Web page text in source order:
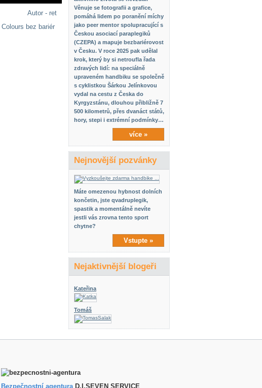
Autor - ret
bez bariér
Věnuje se fotografii a grafice,
pomáhá lidem po poranění míchy
jako peer mentor spolupracující s
Českou asociací paraplegiků
(CZEPA) a mapuje bezbariérovost
v Česku. V roce 2025 pak udělal
krok, který by si netroufla řada
zdravých lidí: na speciálně
upraveném handbiku se společně
s cyklistkou Šárkou Jelínkovou
vydal na cestu z Česka do
Kyrgyzstánu, dlouhou přibližně 7
500 kilometrů, přes dvanáct států,
hory, stepi i extrémní podmínky…
více »
Nejnovější pozvánky
Máte omezenou hybnost dolních
končetin, jste qvadruplegik,
spastik a momentálně nevíte
jestli vás zrovna tento sport
chytne?
Vstupte »
Nejaktivnější blogeři
Kateřina
Tomáš
Bezpečnostní agentura D.I.SEVEN SERVICE